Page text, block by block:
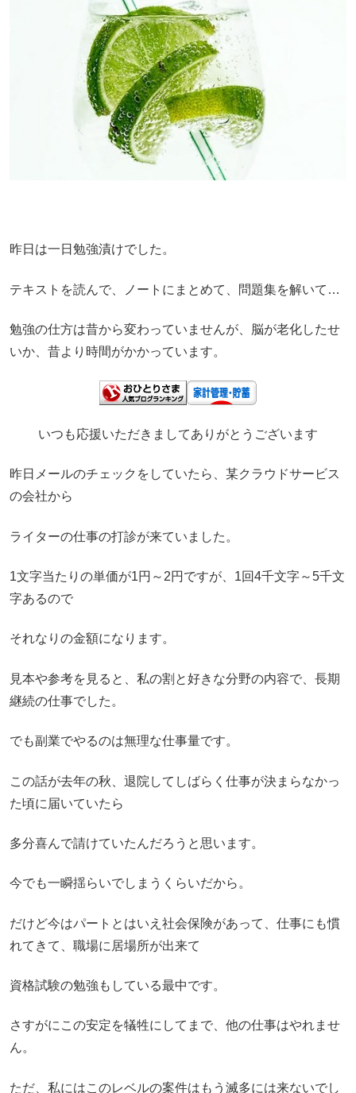
昨日は一日勉強漬けでした。
テキストを読んで、ノートにまとめて、問題集を解いて…
勉強の仕方は昔から変わっていませんが、脳が老化したせ
いか、昔より時間がかかっています。
いつも応援いただきましてありがとうございます
昨日メールのチェックをしていたら、某クラウドサービス
の会社から
ライターの仕事の打診が来ていました。
1文字当たりの単価が1円～2円ですが、1回4千文字～5千文
字あるので
それなりの金額になります。
見本や参考を見ると、私の割と好きな分野の内容で、長期
継続の仕事でした。
でも副業でやるのは無理な仕事量です。
この話が去年の秋、退院してしばらく仕事が決まらなかっ
た頃に届いていたら
多分喜んで請けていたんだろうと思います。
今でも一瞬揺らいでしまうくらいだから。
だけど今はパートとはいえ社会保険があって、仕事にも慣
れてきて、職場に居場所が出来て
資格試験の勉強もしている最中です。
さすがにこの安定を犠牲にしてまで、他の仕事はやれませ
ん。
ただ、私にはこのレベルの案件はもう滅多には来ないでし